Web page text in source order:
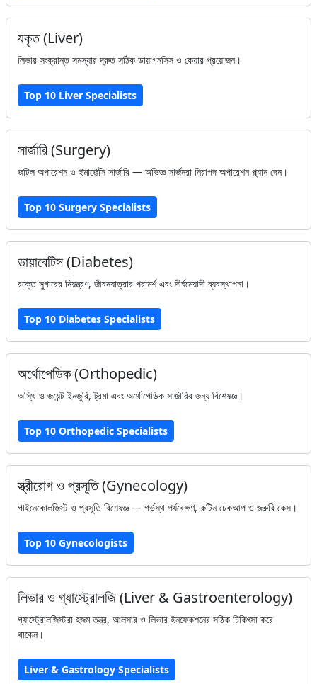
যকৃত (Liver)
লিভার সংক্রান্ত সমস্যার দ্রুত সঠিক ডায়াগনসিস ও কেয়ার প্রয়োজন।
Top 10 Liver Specialists
সার্জারি (Surgery)
জটিল অপারেশন ও ইমার্জেন্সি সার্জারি — অভিজ্ঞ সার্জনরা নিরাপদ অপারেশন প্ল্যান দেন।
Top 10 Surgery Specialists
ডায়াবেটিস (Diabetes)
রক্তে সুগারের নিয়ন্ত্রণ, জীবনযাত্রার পরামর্শ এবং দীর্ঘমেয়াদী ব্যবস্থাপনা।
Top 10 Diabetes Specialists
অর্থোপেডিক (Orthopedic)
অস্থি ও জয়েন্ট ইনজুরি, ট্রমা এবং অর্থোপেডিক সার্জারির জন্য বিশেষজ্ঞ।
Top 10 Orthopedic Specialists
স্ত্রীরোগ ও প্রসূতি (Gynecology)
গাইনেকোলজিস্ট ও প্রসূতি বিশেষজ্ঞ — গর্ভস্থ পর্যবেক্ষণ, রুটিন চেকআপ ও জরুরি কেস।
Top 10 Gynecologists
লিভার ও গ্যাস্ট্রোলজি (Liver & Gastroenterology)
গ্যাস্ট্রোলজিস্টরা হজম তন্ত্র, আলসার ও লিভার ইনফেকশনের সঠিক চিকিৎসা করে
থাকেন।
Liver & Gastrology Specialists